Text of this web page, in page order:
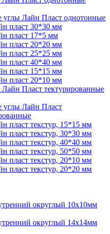
углы Лайн Пласт однотонные
пласт 30*30 мм
пласт 17*5 мм
пласт 20*20 мм
пласт 25*25 мм
пласт 40*40 мм
пласт 15*15 мм
пласт 20*10 мм
Пласт тектурированные
углы Лайн Пласт
пласт текстур, 15*15 мм
пласт текстур, 30*30 мм
пласт текстур, 40*40 мм
пласт текстур, 50*50 мм
пласт текстур, 20*10 мм
пласт текстур, 20*20 мм
округлый 10х10мм
округлый 14х14мм